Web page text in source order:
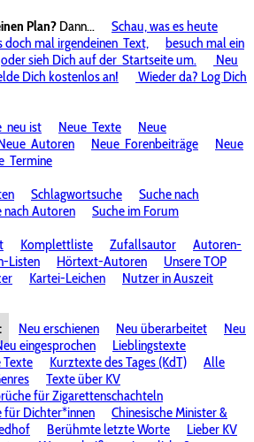
Plan? Dann...
Schau, was es heute
doch mal irgendeinen Text,
besuch mal ein
oder sieh Dich auf der Startseite um.
Neu
Dich kostenlos an!
Wieder da? Log Dich
neu ist Neue Texte
Neue
Autoren Neue Forenbeiträge
Neue
Termine
Schlagwortsuche
Suche nach
nach Autoren
Suche im Forum
Komplettliste Zufallsautor
Autoren-
Listen Hörtext-Autoren
Unsere TOP
Kartei-Leichen
Nutzer in Auszeit
Neu erschienen Neu überarbeitet
Neu
eingesprochen
Lieblingstexte
Texte
Kurztexte des Tages (KdT)
Alle
Texte über KV
für Zigarettenschachteln
für Dichter*innen
Chinesische Minister &
Berühmte letzte Worte
Lieber KV